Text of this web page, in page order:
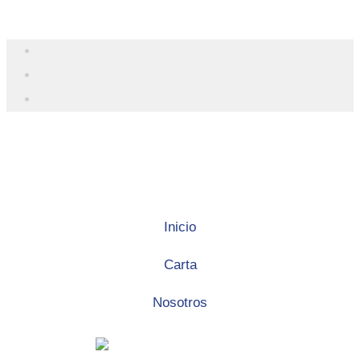
Inicio
Carta
Nosotros